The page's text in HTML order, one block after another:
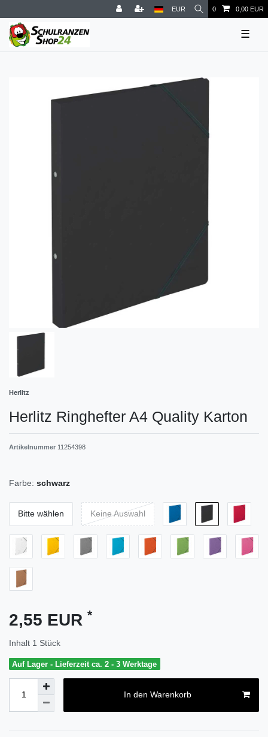
EUR 0 0,00 EUR
☰
Herlitz
Herlitz Ringhefter A4 Quality Karton
Artikelnummer 11254398
Farbe: schwarz
Bitte wählen Keine Auswahl
2,55 EUR *
Inhalt 1 Stück
Auf Lager - Lieferzeit ca. 2 - 3 Werktage
In den Warenkorb